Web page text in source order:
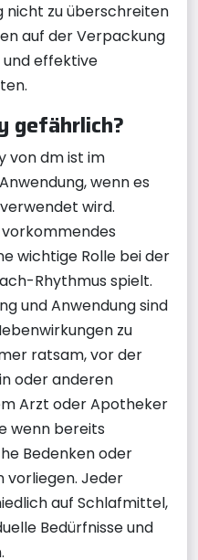
nicht zu überschreiten
auf der Verpackung
und effektive
gefährlich?
von dm ist im
wenn es
wird.
wichtige Rolle bei der
Rhythmus spielt.
und Anwendung sind
zu
ratsam, vor der
oder anderen
Arzt oder Apotheker
wenn bereits
Bedenken oder
vorliegen. Jeder
auf Schlafmittel,
Bedürfnisse und